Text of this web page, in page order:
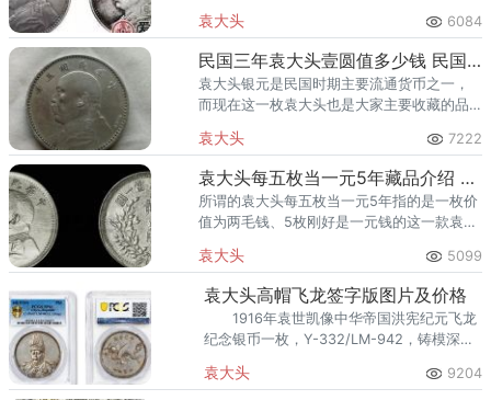
袁大头 6084
民国三年袁大头壹圆值多少钱 民国三年袁大头价格
袁大头银元是民国时期主要流通货币之一，
而现在这一枚袁大头也是大家主要收藏的品
了解的是民国三年袁大头壹圆的价格。
袁大头 7222
袁大头每五枚当一元5年藏品介绍 它的价格贵吗
所谓的袁大头每五枚当一元5年指的是一枚价
值为两毛钱、5枚刚好是一元钱的这一款袁大
品，今天小编就跟大家详细介绍一下袁大头
每五枚当一元5年藏品的相
袁大头 5099
袁大头高帽飞龙签字版图片及价格
1916年袁世凯像中华帝国洪宪纪元飞龙
纪念银币一枚，Y-332/LM-942，铸模深
14日在北京诚轩上的成交价为115,000元。
袁大头 9204